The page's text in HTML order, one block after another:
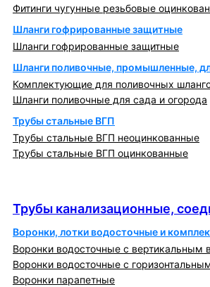
Фитинги чугунные резьбовые
Шланги гофрированные защитные
Шланги гофрированные защитные
Шланги поливочные, промышленные,
Комплектующие для поливочных
Шланги поливочные для сада и огорода
Трубы стальные ВГП
Трубы стальные ВГП неоцинкованные
Трубы стальные ВГП оцинкованные
Трубы канализационные,
Воронки, лотки водосточные и
Воронки водосточные с вертикальным
Воронки водосточные с
Воронки парапетные